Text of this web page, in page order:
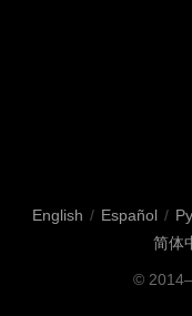
English / Español /
简体
©